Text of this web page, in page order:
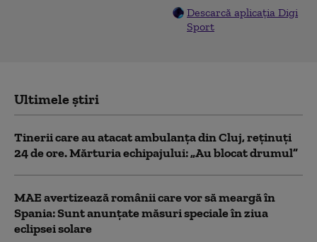
Descarcă aplicația Digi
Sport
Ultimele știri
Tinerii care au atacat ambulanța din Cluj, reținuți
24 de ore. Mărturia echipajului: „Au blocat drumul”
MAE avertizează românii care vor să meargă în
Spania: Sunt anunțate măsuri speciale în ziua
eclipsei solare